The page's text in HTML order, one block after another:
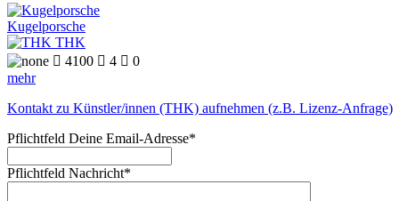
Kugelporsche
THK
 4100  4  0
mehr
Kontakt zu Künstler/innen (THK) aufnehmen (z.B. Lizenz-Anfrage)
Pflichtfeld Deine Email-Adresse*
Pflichtfeld Nachricht*